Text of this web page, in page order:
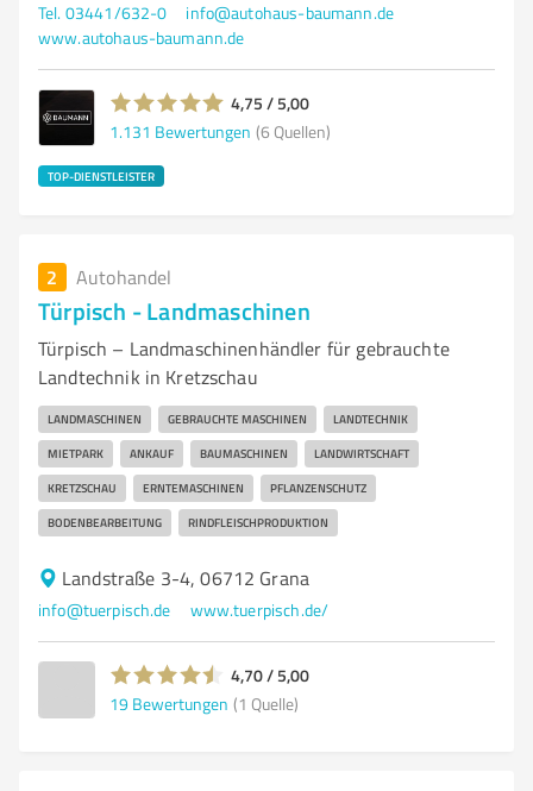
Tel. 03441/632-0
info@autohaus-baumann.de
www.autohaus-baumann.de
4,75 / 5,00
1.131 Bewertungen (6 Quellen)
TOP-DIENSTLEISTER
2 Autohandel
Türpisch - Landmaschinen
Türpisch – Landmaschinenhändler für gebrauchte
Landtechnik in Kretzschau
LANDMASCHINEN GEBRAUCHTE MASCHINEN LANDTECHNIK
MIETPARK ANKAUF BAUMASCHINEN LANDWIRTSCHAFT
KRETZSCHAU ERNTEMASCHINEN PFLANZENSCHUTZ
BODENBEARBEITUNG RINDFLEISCHPRODUKTION
Landstraße 3-4, 06712 Grana
info@tuerpisch.de www.tuerpisch.de/
4,70 / 5,00
19 Bewertungen (1 Quelle)